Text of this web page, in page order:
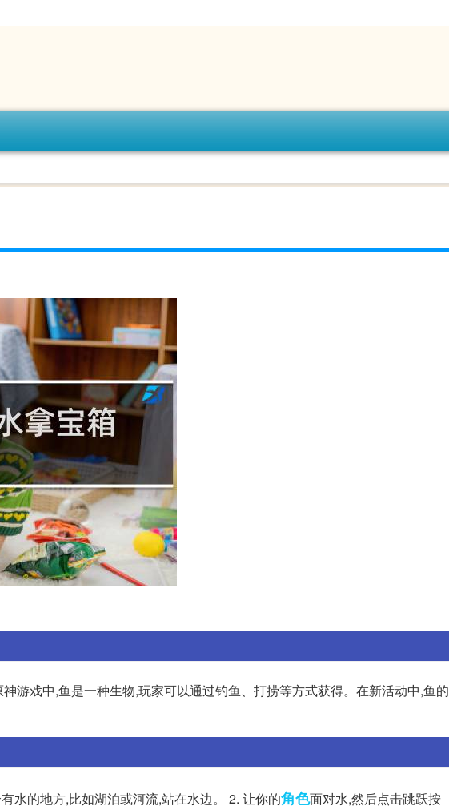
游戏中,鱼是一种生物,玩家可以通过钓鱼、打捞等方式获得。在新活动中,鱼的
水的地方,比如湖泊或河流,站在水边。 2. 让你的角色面对水,然后点击跳跃按